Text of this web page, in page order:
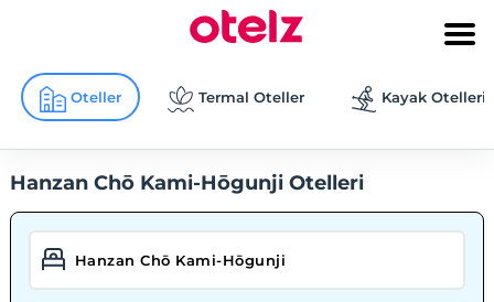
Oteller Termal Oteller Kayak Otelleri
Hanzan Chō Kami-Hōgunji Otelleri